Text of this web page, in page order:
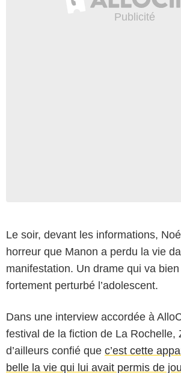
Le soir, devant les informations,
horreur que Manon a perdu la vie
manifestation. Un drame qui va
fortement perturbé l’adolescent.
Dans une interview accordée à
festival de la fiction de La Rochelle,
d’ailleurs confié que c’est cette
belle la vie qui lui avait permis de